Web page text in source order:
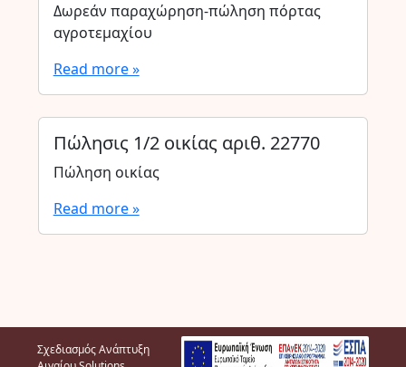
Δωρεάν παραχώρηση-πώληση πόρτας
αγροτεμαχίου
Read more »
Πώλησις 1/2 οικίας αριθ. 22770
Πώληση οικίας
Read more »
Σχεδιασμός Ανάπτυξη